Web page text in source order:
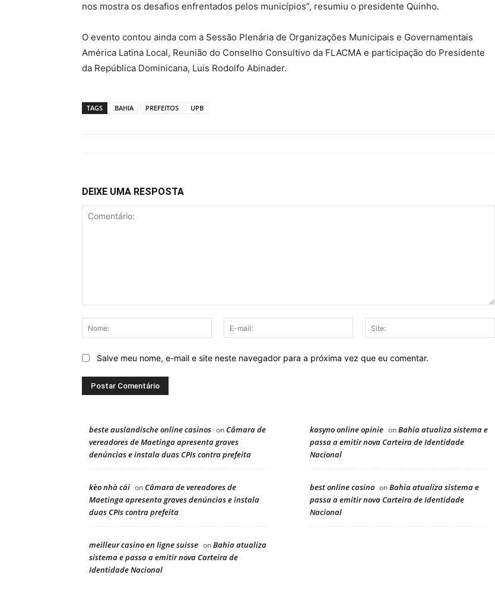
nos mostra os desafios enfrentados pelos municípios”, resumiu o presidente Quinho.
O evento contou ainda com a Sessão Plenária de Organizações Municipais e Governamentais
América Latina Local, Reunião do Conselho Consultivo da FLACMA e participação do Presidente
da República Dominicana, Luis Rodolfo Abinader.
TAGS BAHIA PREFEITOS UPB
DEIXE UMA RESPOSTA
Nome:
mail:
Salve meu nome, e-mail e site neste navegador para a próxima vez que eu comentar.
beste ausländische online casinos onCâmara de
vereadores de Maetinga apresenta graves
denúncias e instala duas CPIs contra prefeita
kasyno online opinie onBahia atualiza sistema e
passa a emitir nova Carteira de Identidade
Nacional
kèo nhà cái onCâmara de vereadores de
Maetinga apresenta graves denúncias e instala
duas CPIs contra prefeita
best online casino onBahia atualiza sistema e
passa a emitir nova Carteira de Identidade
Nacional
meilleur casino en ligne suisse onBahia atualiza
sistema e passa a emitir nova Carteira de
Identidade Nacional